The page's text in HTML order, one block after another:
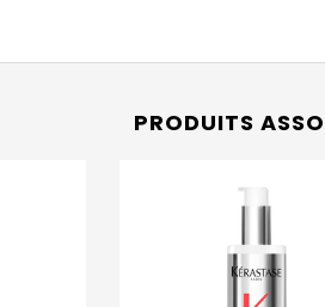
PRODUITS